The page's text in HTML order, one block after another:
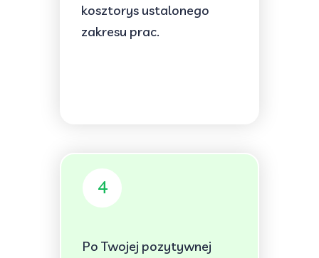
kosztorys ustalonego
zakresu prac.
4
Po Twojej pozytywnej